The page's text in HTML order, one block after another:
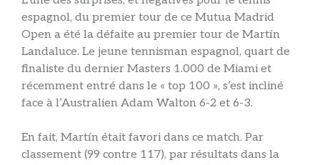
espagnol, du premier tour de ce Mutua Madrid
Open a été la défaite au premier tour de Martín
Landaluce. Le jeune tennisman espagnol, quart de
finaliste du dernier Masters 1.000 de Miami et
récemment entré dans le « top 100 », s’est incliné
face à l’Australien Adam Walton 6-2 et 6-3.
En fait, Martín était favori dans ce match. Par
classement (99 contre 117), par résultats dans la